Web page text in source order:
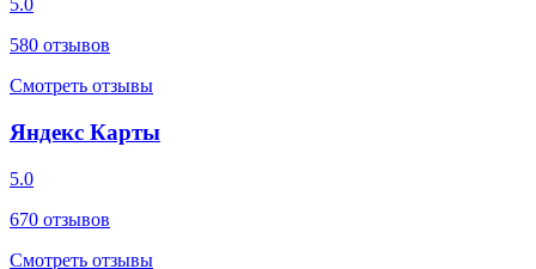
5.0
580 отзывов
Смотреть отзывы
Яндекс Карты
5.0
670 отзывов
Смотреть отзывы